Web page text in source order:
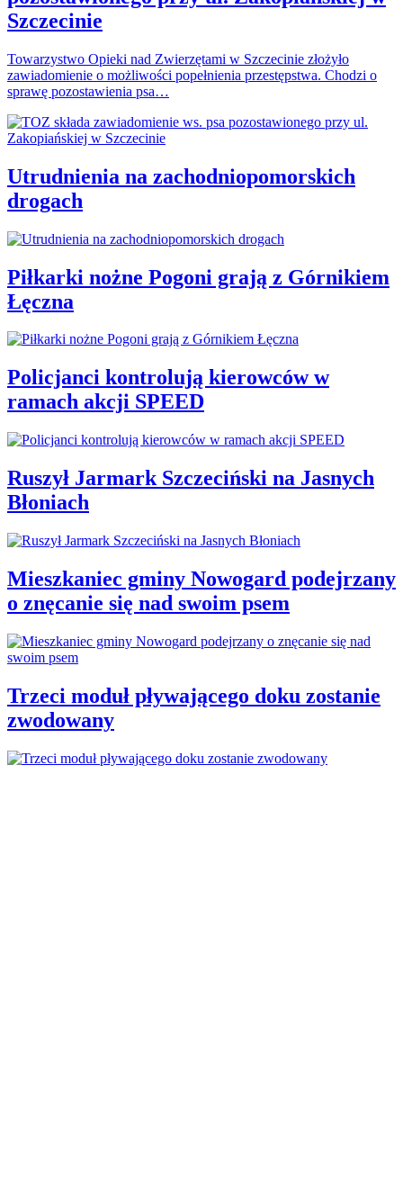
Szczecinie
Towarzystwo Opieki nad Zwierzętami w Szczecinie złożyło
zawiadomienie o możliwości popełnienia przestępstwa. Chodzi o
sprawę pozostawienia psa…
Utrudnienia na zachodniopomorskich
drogach
Piłkarki nożne Pogoni grają z Górnikiem
Łęczna
Policjanci kontrolują kierowców w
ramach akcji SPEED
Ruszył Jarmark Szczeciński na Jasnych
Błoniach
Mieszkaniec gminy Nowogard podejrzany
o znęcanie się nad swoim psem
Trzeci moduł pływającego doku zostanie
zwodowany